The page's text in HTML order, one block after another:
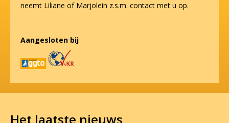
neemt Liliane of Marjolein z.s.m. contact met u op.
Aangesloten bij
Het laatste nieuws